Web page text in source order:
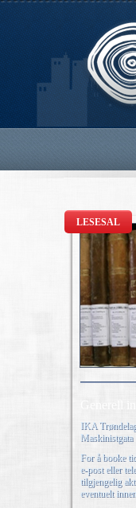
LESESAL
IKA
Maskinistgata
For å booke
e-post eller
tilgjengelig
eventuelt